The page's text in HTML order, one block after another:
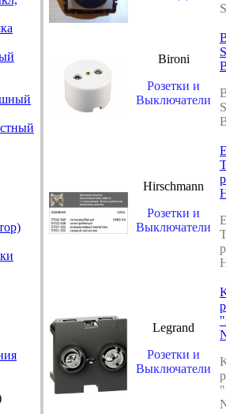
Bironi
Розетки и
Выключатели
Hirschmann
Розетки и
Выключатели
Legrand
Розетки и
Выключатели